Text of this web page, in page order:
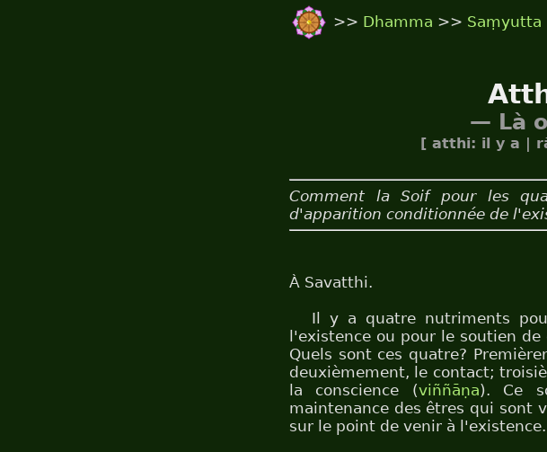
>> Dhamma >> Saṃyutta
— Là
[ atthi: il y a |
Comment la Soif pour les
d'apparition conditionnée de
À Savatthi.
Il y a quatre nutriments
l'existence ou pour le soutien
Quels sont ces quatre?
deuxièmement, le contact;
la conscience (viññāṇa). Ce
maintenance des êtres qui sont
sur le point de venir à l'existence.